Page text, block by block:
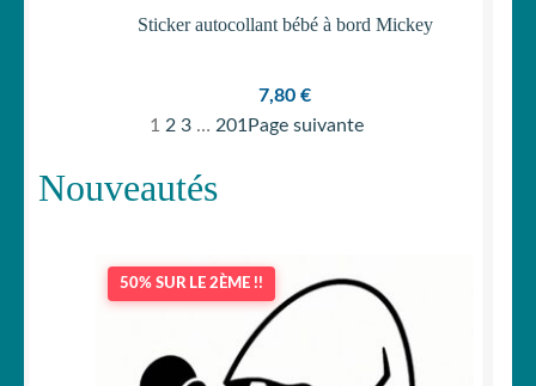
Sticker autocollant bébé à bord Mickey
7,80 €
1 2 3 … 201 Page suivante
Nouveautés
50% SUR LE 2ÈME !!